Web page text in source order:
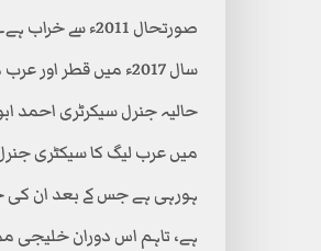
صورتحال 2011ء سے خراب ہے۔ الجزائر اور مراکش کے درمیان سفارتی بائیکاٹ ہے لیکن عرب لیگ مکمل خاموش ہے۔
سال 2017ء میں قطر
میں عرب لیگ کا سیکٹری
ہورہی ہے جس کے بعد ان کی
ہے، تاہم اس دوران خلیجی